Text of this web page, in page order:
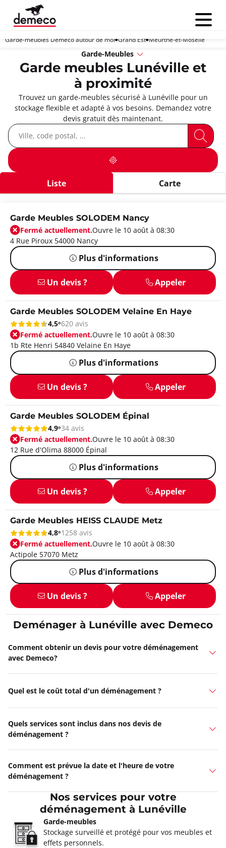
Menu
Garde-meubles Demeco autour de moi Grand Est Meurthe-et-Moselle
Garde-Meubles
Garde meubles Lunéville et
à proximité
Trouvez un garde-meubles sécurisé à Lunéville pour un
stockage flexible et adapté à vos besoins. Demandez votre
devis gratuit dès maintenant.
Liste Carte
Garde Meubles SOLODEM Nancy
Fermé actuellement.Ouvre le 10 août à 08:30
4 Rue Piroux 54000 Nancy
Plus d'informations
Un devis ? Appeler
Garde Meubles SOLODEM Velaine En Haye
4,5 620 avis
Fermé actuellement.Ouvre le 10 août à 08:30
1b Rte Henri 54840 Velaine En Haye
Plus d'informations
Un devis ? Appeler
Garde Meubles SOLODEM Épinal
4,9 34 avis
Fermé actuellement.Ouvre le 10 août à 08:30
12 Rue d'Olima 88000 Épinal
Plus d'informations
Un devis ? Appeler
Garde Meubles HEISS CLAUDE Metz
4,8 1258 avis
Fermé actuellement.Ouvre le 10 août à 08:30
Actipole 57070 Metz
Plus d'informations
Un devis ? Appeler
Deménager à Lunéville avec Demeco
Comment obtenir un devis pour votre déménagement
avec Demeco?
Quel est le coût total d'un déménagement ?
Quels services sont inclus dans nos devis de
déménagement ?
Comment est prévue la date et l'heure de votre
déménagement ?
Nos services pour votre
déménagement à Lunéville
Garde-meubles
Stockage surveillé et protégé pour vos meubles et
effets personnels.